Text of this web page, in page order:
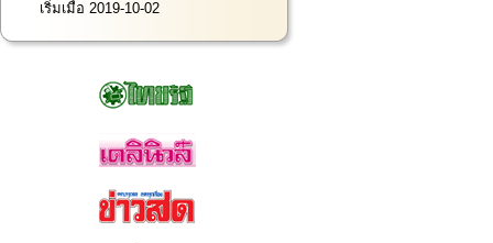
เริ่มเมื่อ 2019-10-02